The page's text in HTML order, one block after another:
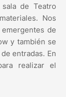
de Teatro
Nos
de
y también se
entradas. En
realizar el